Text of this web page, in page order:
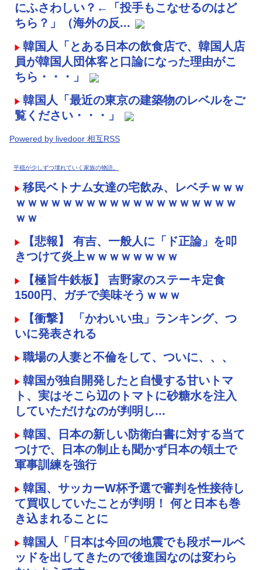
にふさわしい？←「投手もこなせるのはど
ちら？」（海外の反...
韓国人「とある日本の飲食店で、韓国人店
員が韓国人団体客と口論になった理由がこ
ちら・・・」
韓国人「最近の東京の建築物のレベルをご
覧ください・・・」
Powered by livedoor 相互RSS
平穏が少しずつ壊れていく家族の物語。
移民ベトナム女達の宅飲み、レベチｗｗｗ
ｗｗｗｗｗｗｗｗｗｗｗｗｗｗｗｗｗｗｗ
ｗｗ
【悲報】 有吉、一般人に「ド正論」を叩
きつけて炎上ｗｗｗｗｗｗｗｗ
【極旨牛鉄板】 吉野家のステーキ定食
1500円、ガチで美味そうｗｗｗ
【衝撃】 「かわいい虫」ランキング、つ
いに発表される
職場の人妻と不倫をして、ついに、、、
韓国が独自開発したと自慢する甘いトマ
ト、実はそこら辺のトマトに砂糖水を注入
していただけなのが判明し...
韓国、日本の新しい防衛白書に対する当て
つけで、日本の制止も聞かず日本の領土で
軍事訓練を強行
韓国、サッカーW杯予選で審判を性接待し
て買収していたことが判明！ 何と日本も巻
き込まれることに
韓国人「日本は今回の地震でも段ボールベ
ッドを出してきたので後進国なのは変わら